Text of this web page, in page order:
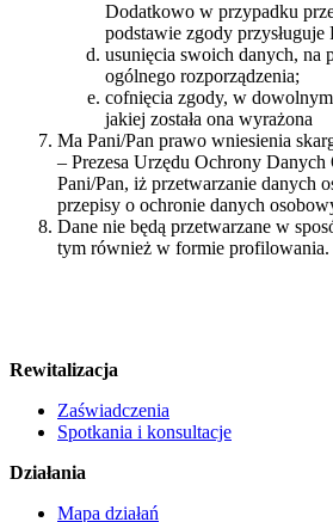
Dodatkowo w przypadku
podstawie zgody przysługuje
usunięcia swoich danych, na
ogólnego rozporządzenia;
cofnięcia zgody, w
jakiej została ona wyrażona
Ma Pani/Pan prawo wniesienia
– Prezesa Urzędu Ochrony
Pani/Pan, iż przetwarzanie danych
przepisy o ochronie danych
Dane nie będą przetwarzane w
tym również w formie profilowania.
Rewitalizacja
Zaświadczenia
Spotkania i konsultacje
Działania
Mapa działań